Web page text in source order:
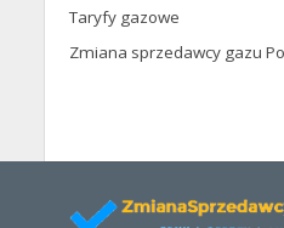
Taryfy gazowe
Zmiana sprzedawcy gazu